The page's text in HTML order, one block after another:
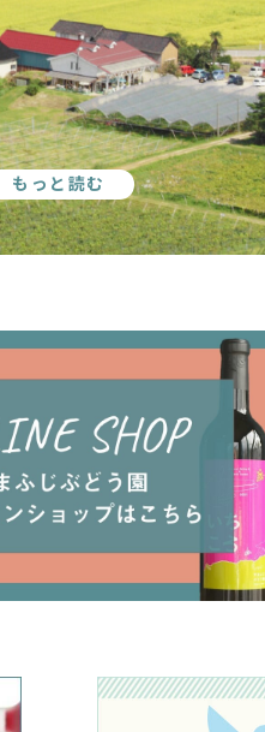
もっと読む